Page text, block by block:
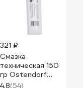
321 ₽
Смазка
техническая 150
гр Ostendorf
881800
4.8(54)